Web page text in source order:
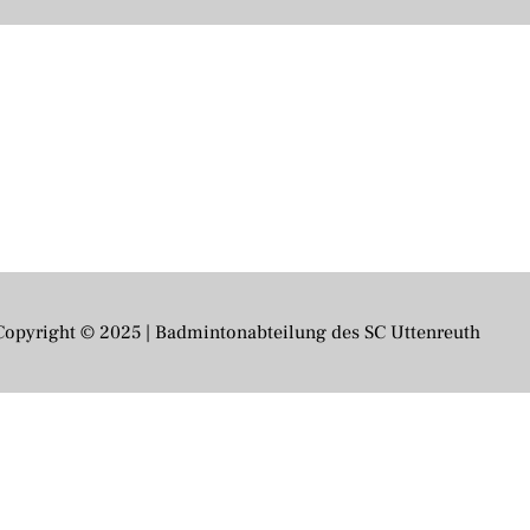
© 2025 | Badmintonabteilung des SC Uttenreuth